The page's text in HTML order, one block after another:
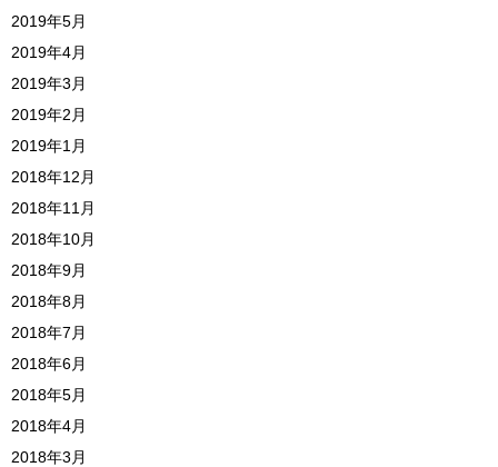
2019年5月
2019年4月
2019年3月
2019年2月
2019年1月
2018年12月
2018年11月
2018年10月
2018年9月
2018年8月
2018年7月
2018年6月
2018年5月
2018年4月
2018年3月